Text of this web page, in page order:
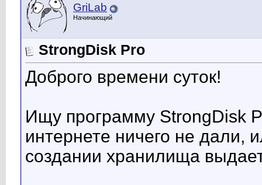
GriLab
Начинающий
StrongDisk Pro
Доброго времени суток!
Ищу программу StrongDisk
интернете ничего не дали,
создании хранилища